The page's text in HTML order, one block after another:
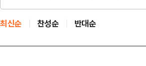
최신순 찬성순 반대순